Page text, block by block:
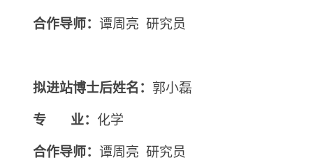
合作导师： 谭周亮 研究员
拟进站博士后姓名： 郭小磊
专 业： 化学
合作导师： 谭周亮 研究员